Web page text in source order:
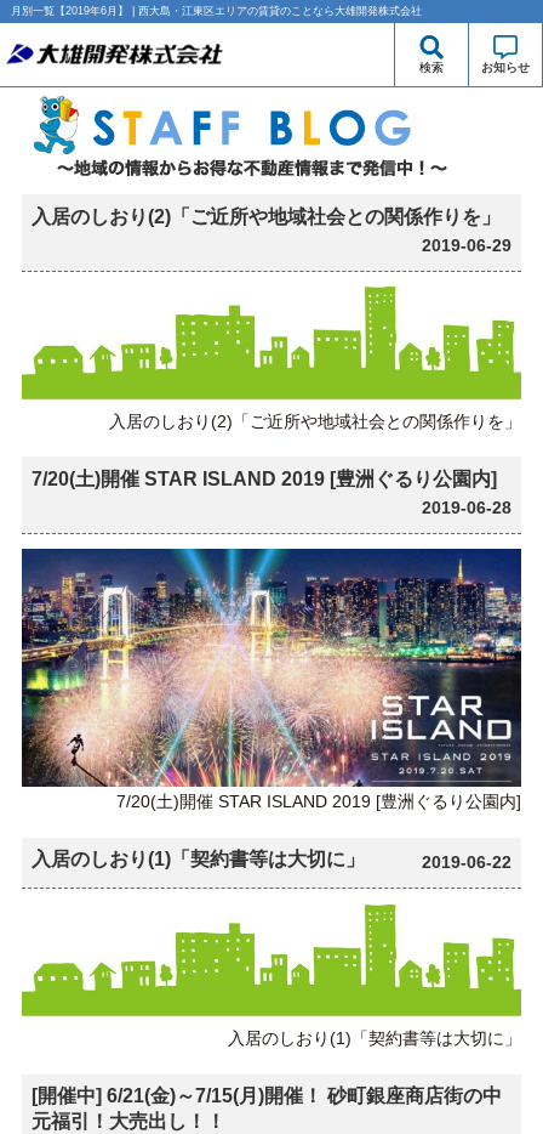
月別一覧【2019年6月】 | 西大島・江東区エリアの賃貸のことなら大雄開発株式会社
検索 お知らせ
入居のしおり(2)「ご近所や地域社会との関係作りを」
2019-06-29
入居のしおり(2)「ご近所や地域社会との関係作りを」
7/20(土)開催 STAR ISLAND 2019 [豊洲ぐるり公園内]
2019-06-28
7/20(土)開催 STAR ISLAND 2019 [豊洲ぐるり公園内]
入居のしおり(1)「契約書等は大切に」 2019-06-22
入居のしおり(1)「契約書等は大切に」
[開催中] 6/21(金)～7/15(月)開催！ 砂町銀座商店街の中
元福引！大売出し！！